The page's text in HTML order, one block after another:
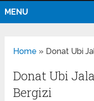
MENU
Home » Donat Ubi
Donat Ubi
Bergizi